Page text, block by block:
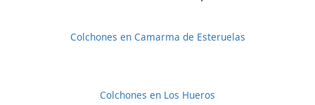
Colchones en Camarma de Esteruelas
Colchones en Los Hueros